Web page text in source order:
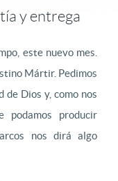
y entrega
este nuevo mes.
Mártir. Pedimos
Dios y, como nos
podamos producir
nos dirá algo